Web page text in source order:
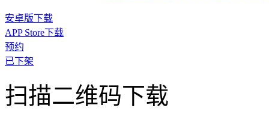
安卓版下载
APP Store下载
预约
已下架
扫描二维码下载